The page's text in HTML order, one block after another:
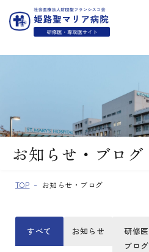
お知らせ・ブログ
TOP お知らせ・ブログ
すべて お知らせ
研修医
ブログ